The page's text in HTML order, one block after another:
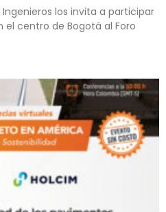
los invita a participar
el centro de Bogotá al Foro